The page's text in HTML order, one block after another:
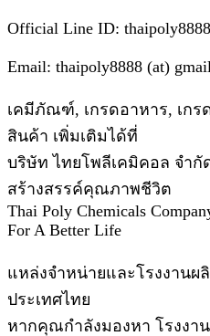
Official Line ID: thaipoly8888
Email: thaipoly8888 (at)
เคมีภัณฑ์, เกรดอาหาร, เก
สินค้า เพิ่มเติมได้ที่
บริษัท ไทยโพลีเคมิคอล จำ
สร้างสรรค์คุณภาพชีวิต
Thai Poly Chemicals
For A Better Life
แหล่งจำหน่ายและโรงงาน
ประเทศไทย
หากคุณกำลังมองหา โรงงา